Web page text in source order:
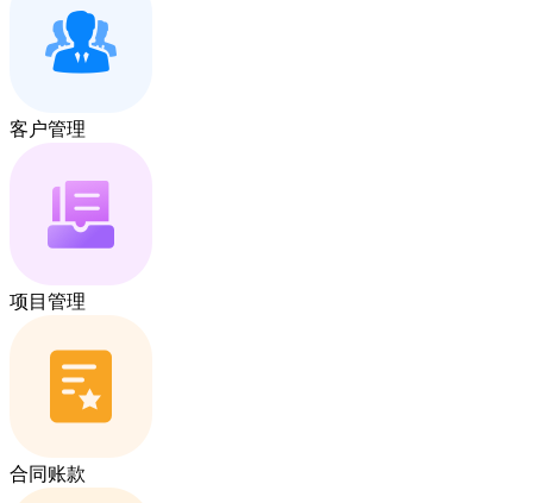
客户管理
项目管理
合同账款